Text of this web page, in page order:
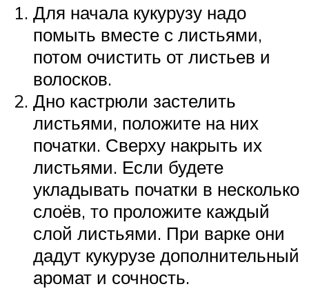
Для начала кукурузу надо
помыть вместе с листьями,
потом очистить от листьев и
волосков.
Дно кастрюли застелить
листьями, положите на них
початки. Сверху накрыть их
листьями. Если будете
укладывать початки в несколько
слоёв, то проложите каждый
слой листьями. При варке они
дадут кукурузе дополнительный
аромат и сочность.